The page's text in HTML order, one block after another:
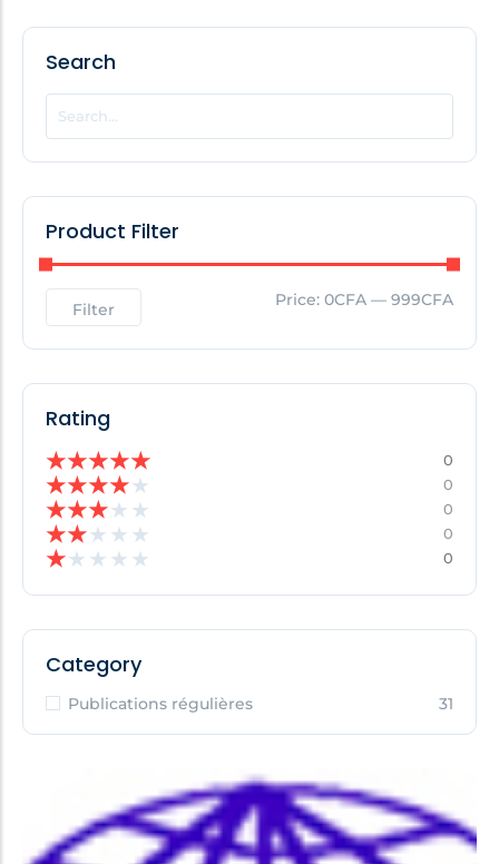
POPULAR THIS WEEK
No Posts Found!
EDITOR'S PICK
No Posts Found!
Search
Product Filter
Filter Price: 0CFA — 999CFA
Rating
★★★★★ 0
★★★★★ 0
★★★★ ★ 0
★★★ ★ ★ 0
★★ ★ ★ ★ 0
Category
Publications régulières 31